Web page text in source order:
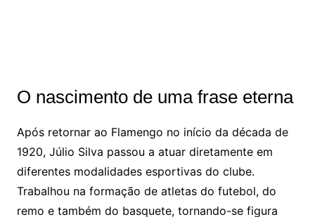
O nascimento de uma frase eterna
Após retornar ao Flamengo no início da década de
1920, Júlio Silva passou a atuar diretamente em
diferentes modalidades esportivas do clube.
Trabalhou na formação de atletas do futebol, do
remo e também do basquete, tornando-se figura